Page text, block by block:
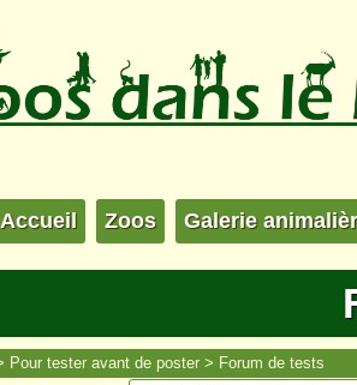
Accueil Zoos Galerie
Pour tester avant de poster Forum de tests